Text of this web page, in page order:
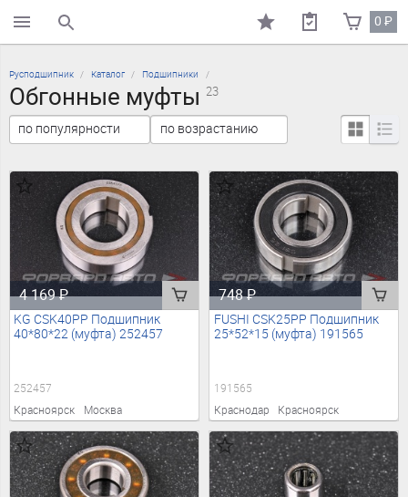
поиск по каталогу 0₽
Русподшипник Каталог Подшипники
Обгонные муфты 23
4 169₽
KG CSK40PP Подшипник
40*80*22 (муфта) 252457
252457
Красноярск
Москва
748₽
FUSHI CSK25PP Подшипник
25*52*15 (муфта) 191565
191565
Краснодар
Красноярск